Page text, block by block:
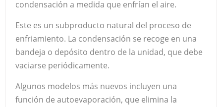
condensación a medida que enfrían el aire.
Este es un subproducto natural del proceso de
enfriamiento. La condensación se recoge en una
bandeja o depósito dentro de la unidad, que debe
vaciarse periódicamente.
Algunos modelos más nuevos incluyen una
función de autoevaporación, que elimina la